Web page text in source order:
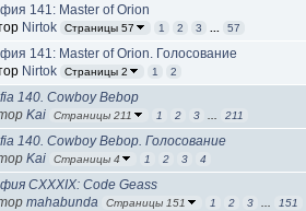
141: Master of Orion
Nirtok Страницы 57 1 2 3 57
141: Master of Orion. Голосование
Nirtok Страницы 2 1 2
140. Cowboy Bebop
Kai Страницы 211 1 2 3 211
140. Cowboy Bebop. Голосование
Kai Страницы 4 1 2 3 4
CXXXIX: Code Geass
mahabunda Страницы 151 1 2 3 151